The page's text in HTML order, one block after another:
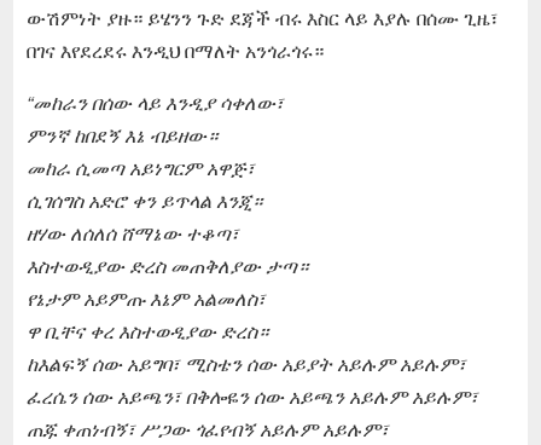
ውሽምነት ያዙ። ይሄንን ጉድ ደጃች ብሩ እስር ላይ እያሉ በሰሙ ጊዜ፣
በገና እየደረደሩ እንዲህ በማለት አንጎራጎሩ።
“መከራን በሰው ላይ እንዲያ ሳቀለው፣
ምንኛ ከበደኝ እኔ ብይዘው።
መከራ ሲመጣ አይነግርም አዋጅ፣
ሲገሰግስ አድሮ ቀን ይጥላል እንጂ።
ዘሃው ለሰለሰ ሸማኔው ተቆጣ፣
እስተወዲያው ድረስ መጠቅለያው ታጣ።
የኔታም አይምጡ እኔም አልመለስ፣
ዋ ቢቸና ቀረ እስተወዲያው ድረስ።
ከእልፍኝ ሰው አይግባ፣ ሚስቴን ሰው አይያት አይሉም አይሉም፣
ፈረሴን ሰው አይጫን፣ በቅሎዬን ሰው አይጫን አይሉም አይሉም፣
ጠጁ ቀጠነብኝ፣ ሥጋው ጎፈየብኝ አይሉም አይሉም፣